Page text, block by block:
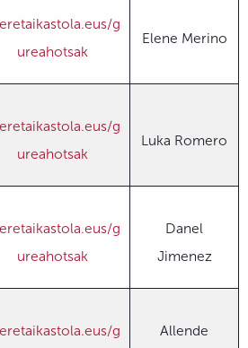
g
ureahotsak
Elene Merino
g
ureahotsak
Luka Romero
g
ureahotsak
Danel
Jimenez
g
Allende